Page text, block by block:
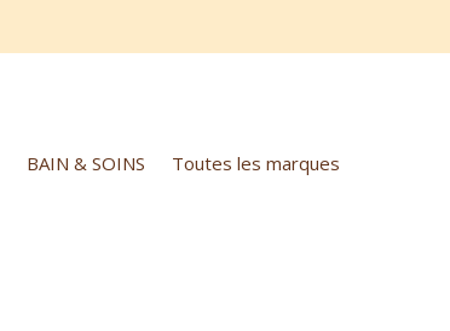
BAIN & SOINS Toutes les marques